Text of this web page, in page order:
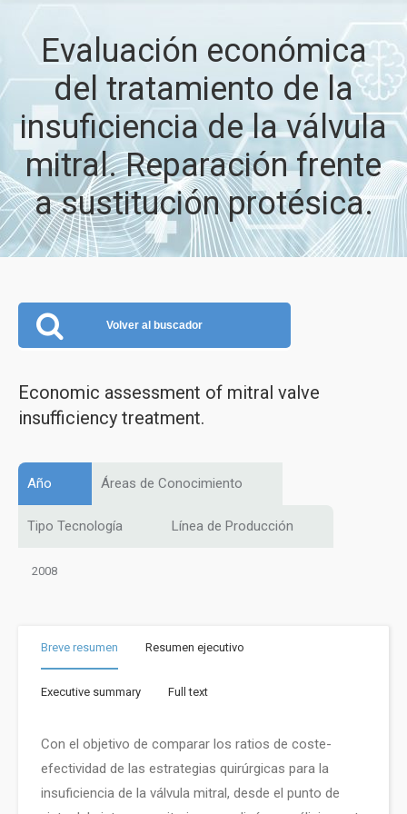
Evaluación económica
del tratamiento de la
insuficiencia de la válvula
mitral. Reparación frente
a sustitución protésica.
Volver al buscador
Economic assessment of mitral valve
insufficiency treatment.
Año Áreas de Conocimiento
Tipo Tecnología Línea de Producción
2008
Breve resumen Resumen ejecutivo
Executive summary Full text
Con el objetivo de comparar los ratios de coste-
efectividad de las estrategias quirúrgicas para la
insuficiencia de la válvula mitral, desde el punto de